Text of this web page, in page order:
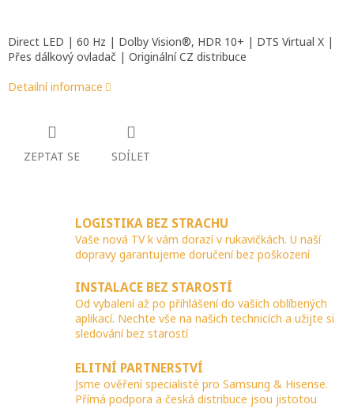
Direct LED | 60 Hz | Dolby Vision®, HDR 10+ | DTS Virtual X |
Přes dálkový ovladač | Originální CZ distribuce
Detailní informace
ZEPTAT SE SDÍLET
LOGISTIKA BEZ STRACHU
Vaše nová TV k vám dorazí v rukavičkách. U naší
dopravy garantujeme doručení bez poškození
INSTALACE BEZ STAROSTÍ
Od vybalení až po přihlášení do vašich oblíbených
aplikací. Nechte vše na našich technicích a užijte si
sledování bez starostí
ELITNÍ PARTNERSTVÍ
Jsme ověření specialisté pro Samsung & Hisense.
Přímá podpora a česká distribuce jsou jistotou